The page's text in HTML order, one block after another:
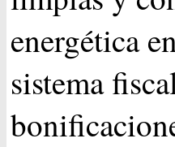
energética
sistema